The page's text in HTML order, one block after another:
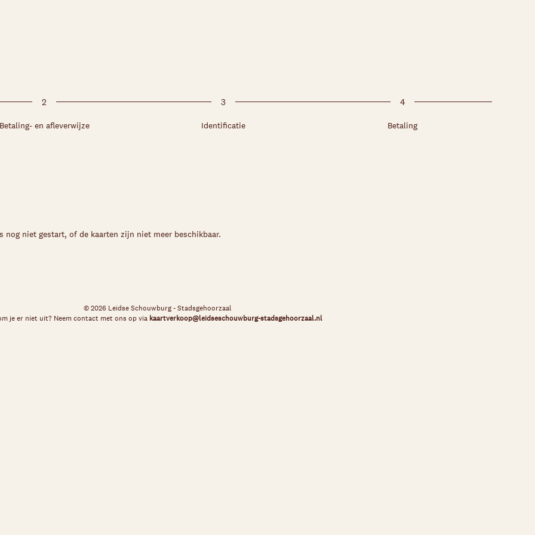
2
en afleverwijze
3
Identificatie
4
Betaling
nog niet gestart, of de kaarten zijn niet meer beschikbaar.
© 2026 Leidse Schouwburg - Stadsgehoorzaal
je er niet uit? Neem contact met ons op via kaartverkoop@leidseschouwburg-stadsgehoorzaal.nl